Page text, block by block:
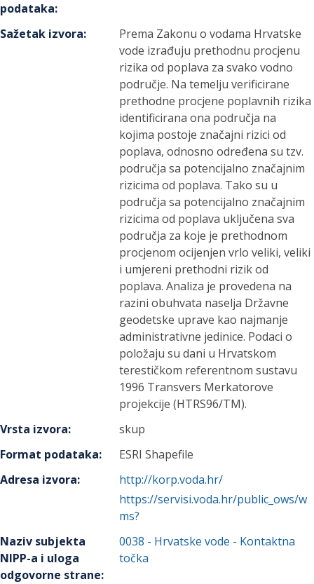
podataka:
Sažetak izvora:
Prema Zakonu o vodama Hrvatske
vode izrađuju prethodnu procjenu
rizika od poplava za svako vodno
područje. Na temelju verificirane
prethodne procjene poplavnih rizika
identificirana ona područja na
kojima postoje značajni rizici od
poplava, odnosno određena su tzv.
područja sa potencijalno značajnim
rizicima od poplava. Tako su u
područja sa potencijalno značajnim
rizicima od poplava uključena sva
područja za koje je prethodnom
procjenom ocijenjen vrlo veliki, veliki
i umjereni prethodni rizik od
poplava. Analiza je provedena na
razini obuhvata naselja Državne
geodetske uprave kao najmanje
administrativne jedinice. Podaci o
položaju su dani u Hrvatskom
terestičkom referentnom sustavu
1996 Transvers Merkatorove
projekcije (HTRS96/TM).
Vrsta izvora:
skup
Format podataka:
ESRI Shapefile
Adresa izvora:
http://korp.voda.hr/
https://servisi.voda.hr/public_ows/w
ms?
Naziv subjekta
NIPP-a i uloga
odgovorne strane:
0038 - Hrvatske vode - Kontaktna
točka